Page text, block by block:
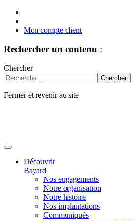
Mon compte client
Rechercher un contenu :
Chercher
Fermer et revenir au site
Découvrir
Bayard
Nos engagements
Notre organisation
Notre histoire
Nos implantations
Communiqués